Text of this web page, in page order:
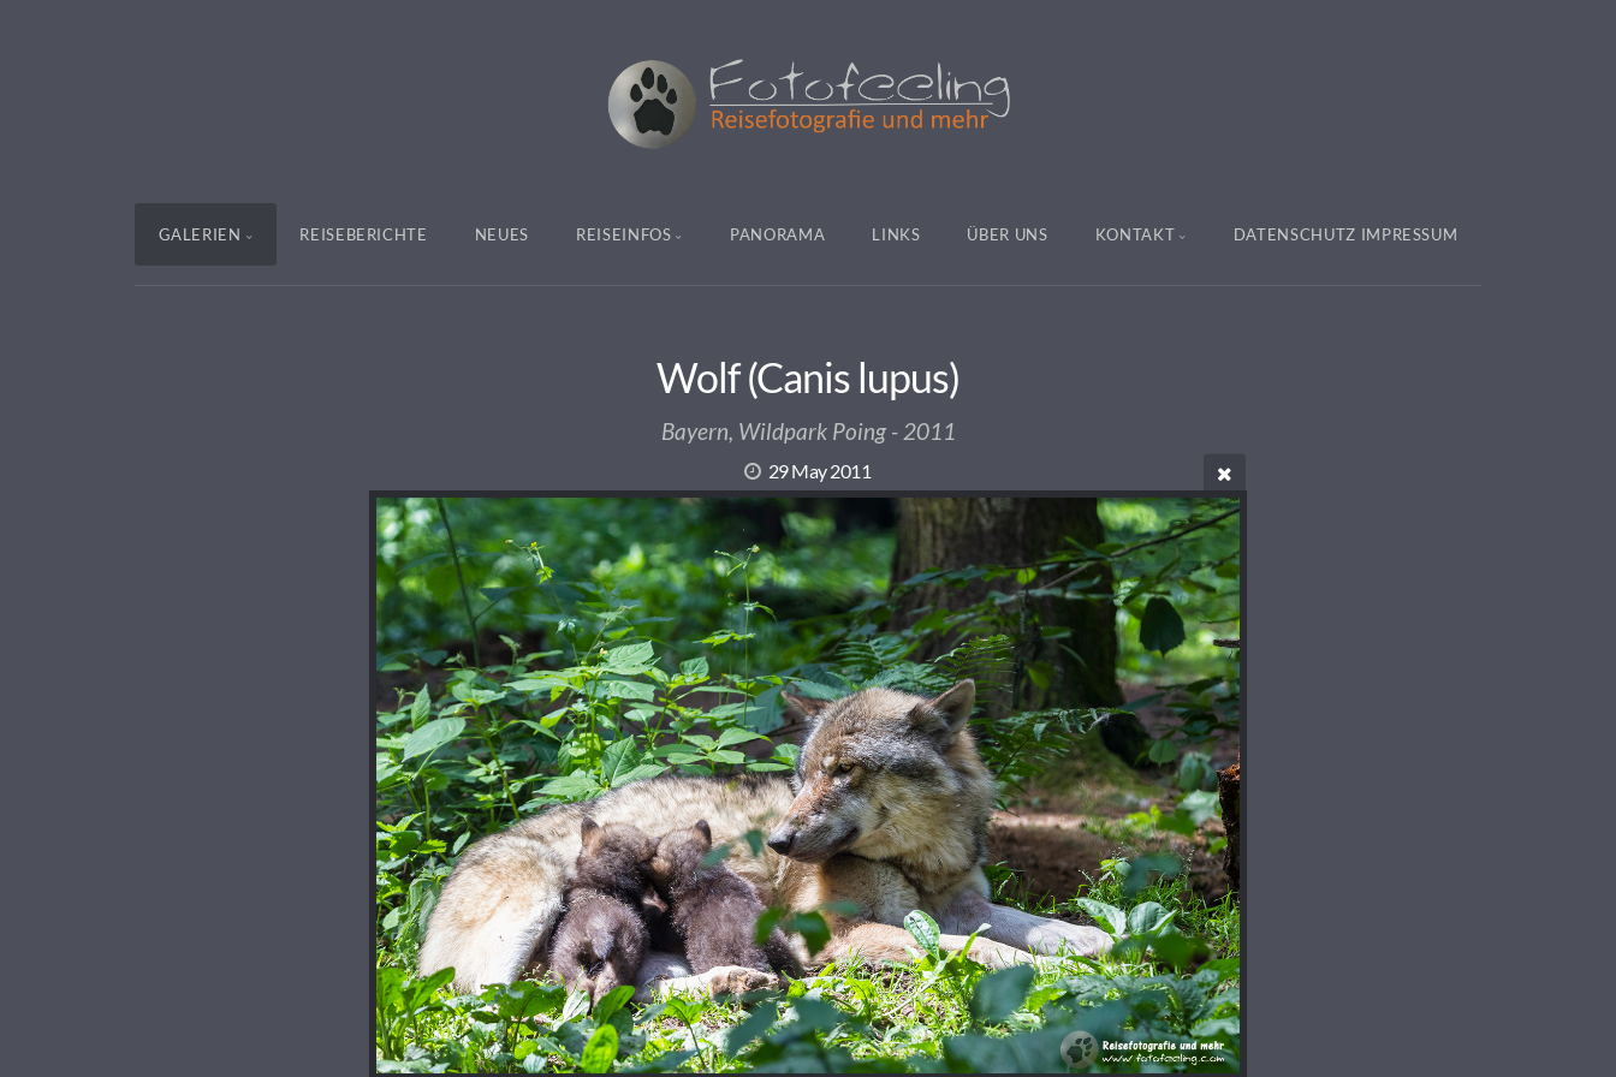
GALERIEN REISEBERICHTE NEUES REISEINFOS PANORAMA LINKS ÜBER UNS KONTAKT DATENSCHUTZ IMPRESSUM
Wolf (Canis lupus)
Bayern, Wildpark Poing - 2011
29 May 2011